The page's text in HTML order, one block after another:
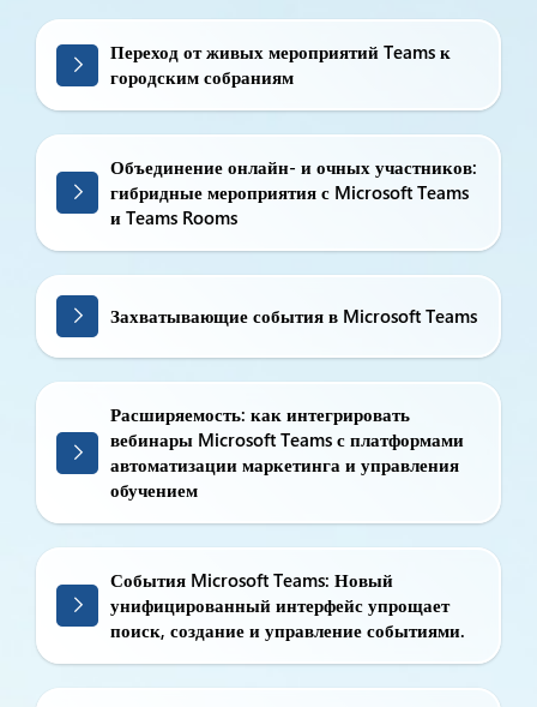
Переход от живых мероприятий Teams к
городским собраниям
Объединение онлайн- и очных участников:
гибридные мероприятия с Microsoft Teams
и Teams Rooms
Захватывающие события в Microsoft Teams
Расширяемость: как интегрировать
вебинары Microsoft Teams с платформами
автоматизации маркетинга и управления
обучением
События Microsoft Teams: Новый
унифицированный интерфейс упрощает
поиск, создание и управление событиями.